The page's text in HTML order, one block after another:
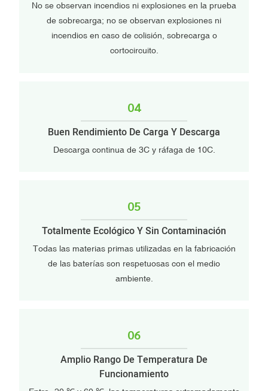
No se observan incendios ni explosiones en la prueba
de sobrecarga; no se observan explosiones ni
incendios en caso de colisión, sobrecarga o
cortocircuito.
04
Buen Rendimiento De Carga Y Descarga
Descarga continua de 3C y ráfaga de 10C.
05
Totalmente Ecológico Y Sin Contaminación
Todas las materias primas utilizadas en la fabricación
de las baterías son respetuosas con el medio
ambiente.
06
Amplio Rango De Temperatura De
Funcionamiento